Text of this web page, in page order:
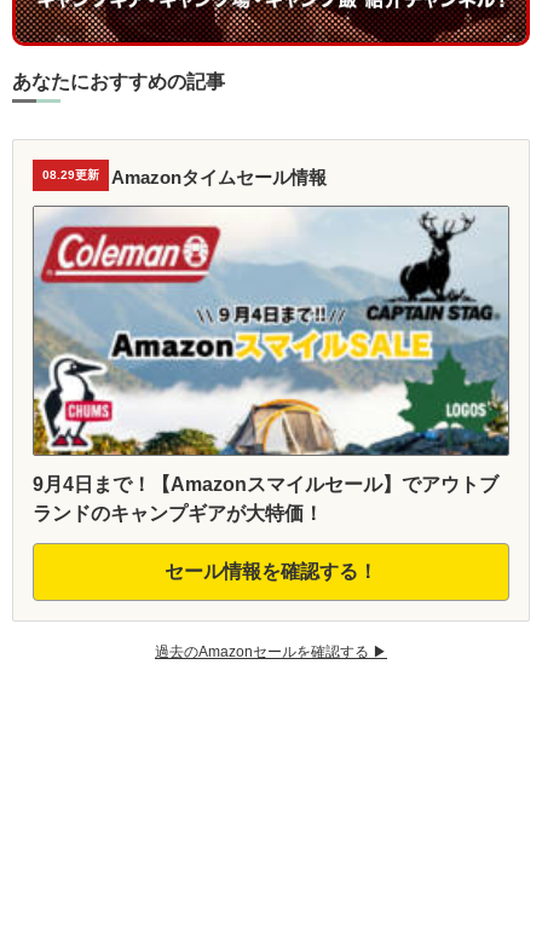
あなたにおすすめの記事
08.29更新 Amazonタイムセール情報
9月4日まで！【Amazonスマイルセール】でアウトブ
ランドのキャンプギアが大特価！
セール情報を確認する！
過去のAmazonセールを確認する ▶︎